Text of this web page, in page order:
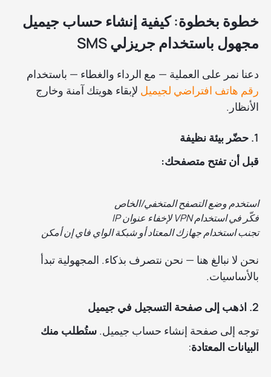
خطوة بخطوة: كيفية إنشاء حساب جيميل
مجهول باستخدام جريزلي SMS
دعنا نمر على العملية — مع الرداء والغطاء — باستخدام
رقم هاتف افتراضي لجيميل لإبقاء هويتك آمنة وخارج
الأنظار.
1. حضّر بيئة نظيفة
قبل أن تفتح متصفحك:
استخدم وضع التصفح المتخفي/الخاص
فكّر في استخدام VPN لإخفاء عنوان IP
تجنب استخدام جهازك المعتاد أو شبكة الواي فاي إن أمكن
نحن لا نبالغ هنا — نحن نتصرف بذكاء. المجهولية تبدأ
بالأساسيات.
2. اذهب إلى صفحة التسجيل في جيميل
توجه إلى صفحة إنشاء حساب جيميل. ستُطلب منك
البيانات المعتادة: